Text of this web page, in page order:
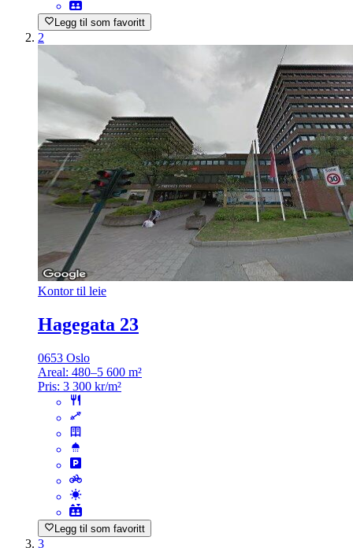
Legg til som favoritt
2
Kontor til leie
Hagegata 23
0653 Oslo
Areal: 480–5 600 m²
Pris: 3 300 kr/m²
Legg til som favoritt
3